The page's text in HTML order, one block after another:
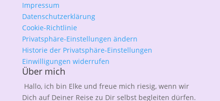
Impressum
Datenschutzerklärung
Cookie-Richtlinie
Privatsphäre-Einstellungen ändern
Historie der Privatsphäre-Einstellungen
Einwilligungen widerrufen
Über mich
Hallo, ich bin Elke und freue mich riesig, wenn wir
Dich auf Deiner Reise zu Dir selbst begleiten dürfen.